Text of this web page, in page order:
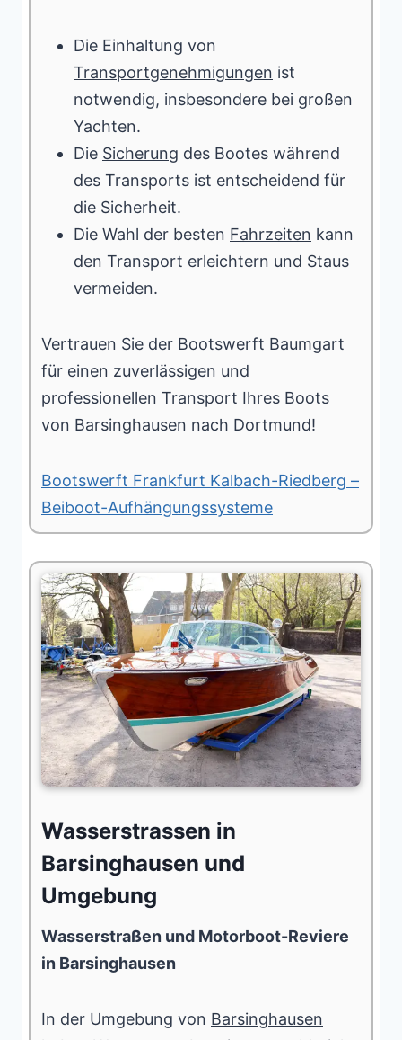
Die Einhaltung von
Transportgenehmigungen ist
notwendig, insbesondere bei großen
Yachten.
Die Sicherung des Bootes während
des Transports ist entscheidend für
die Sicherheit.
Die Wahl der besten Fahrzeiten kann
den Transport erleichtern und Staus
vermeiden.
Vertrauen Sie der Bootswerft Baumgart
für einen zuverlässigen und
professionellen Transport Ihres Boots
von Barsinghausen nach Dortmund!
Bootswerft Frankfurt Kalbach-Riedberg –
Beiboot-Aufhängungssysteme
Wasserstrassen in
Barsinghausen und
Umgebung
Wasserstraßen und Motorboot-Reviere
in Barsinghausen
In der Umgebung von Barsinghausen